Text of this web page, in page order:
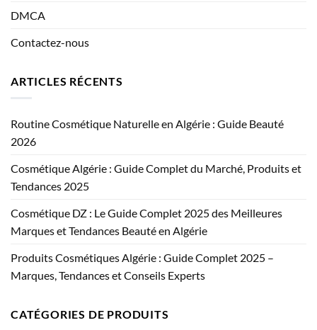
DMCA
Contactez-nous
ARTICLES RÉCENTS
Routine Cosmétique Naturelle en Algérie : Guide Beauté
2026
Cosmétique Algérie : Guide Complet du Marché, Produits et
Tendances 2025
Cosmétique DZ : Le Guide Complet 2025 des Meilleures
Marques et Tendances Beauté en Algérie
Produits Cosmétiques Algérie : Guide Complet 2025 –
Marques, Tendances et Conseils Experts
CATÉGORIES DE PRODUITS